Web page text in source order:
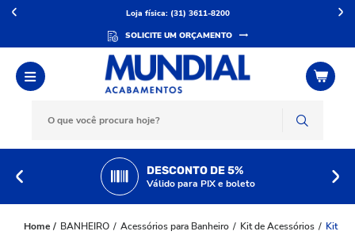
Loja física: (31) 3611-8200
SOLICITE UM ORÇAMENTO
DESCONTO DE 5%
Válido para PIX e boleto
BANHEIRO Acessórios para Banheiro Kit de Acessórios Kit